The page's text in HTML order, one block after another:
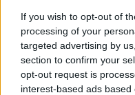
If you wish to opt-out of
processing of your
targeted advertising by
section to confirm your
opt-out request is
interest-based ads
S nápadem využití sáčků
komerční účely přišla
na sáčcích by mohla být
řekl ČIA
primátor Hradce
mohly vrátit pořizovací
přibližně jednu korunu,"